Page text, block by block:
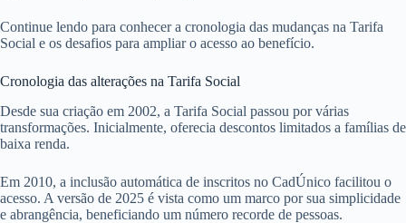
Continue lendo para conhecer a cronologia das mudanças na Tarifa
Social e os desafios para ampliar o acesso ao benefício.
Cronologia das alterações na Tarifa Social
Desde sua criação em 2002, a Tarifa Social passou por várias
transformações. Inicialmente, oferecia descontos limitados a famílias de
baixa renda.
Em 2010, a inclusão automática de inscritos no CadÚnico facilitou o
acesso. A versão de 2025 é vista como um marco por sua simplicidade
e abrangência, beneficiando um número recorde de pessoas.